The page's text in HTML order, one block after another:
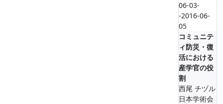
06-03-
-2016-06-
05
コミュニテ
ィ防災・復
活における
産学官の役
割
西尾 チヅル
日本学術会